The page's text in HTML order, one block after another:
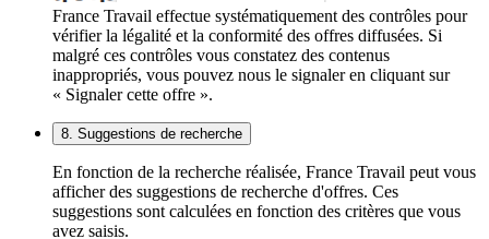
France Travail effectue systématiquement des contrôles pour
vérifier la légalité et la conformité des offres diffusées. Si
malgré ces contrôles vous constatez des contenus
inappropriés, vous pouvez nous le signaler en cliquant sur
« Signaler cette offre ».
8. Suggestions de recherche
En fonction de la recherche réalisée, France Travail peut vous
afficher des suggestions de recherche d'offres. Ces
suggestions sont calculées en fonction des critères que vous
avez saisis.